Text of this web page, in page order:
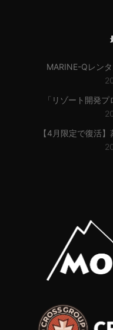
MARINE-Qレン
「リゾート開発
【4月限定で復活